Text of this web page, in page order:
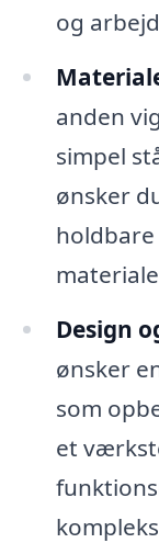
og
anden
simpel
ønsker
Design
ønsker
som
et